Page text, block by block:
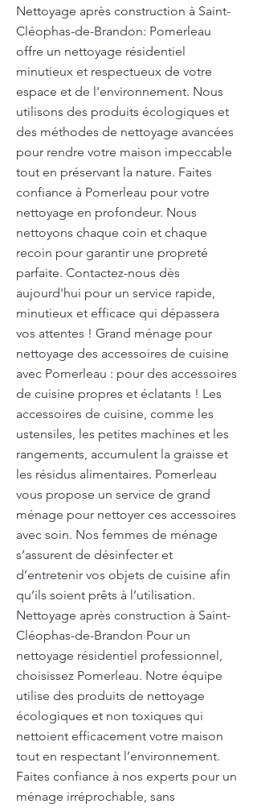
Nettoyage après construction à Saint-
Cléophas-de-Brandon: Pomerleau
offre un nettoyage résidentiel
minutieux et respectueux de votre
espace et de l'environnement. Nous
utilisons des produits écologiques et
des méthodes de nettoyage avancées
pour rendre votre maison impeccable
tout en préservant la nature. Faites
confiance à Pomerleau pour votre
nettoyage en profondeur. Nous
nettoyons chaque coin et chaque
recoin pour garantir une propreté
parfaite. Contactez-nous dès
aujourd'hui pour un service rapide,
minutieux et efficace qui dépassera
vos attentes ! Grand ménage pour
nettoyage des accessoires de cuisine
avec Pomerleau : pour des accessoires
de cuisine propres et éclatants ! Les
accessoires de cuisine, comme les
ustensiles, les petites machines et les
rangements, accumulent la graisse et
les résidus alimentaires. Pomerleau
vous propose un service de grand
ménage pour nettoyer ces accessoires
avec soin. Nos femmes de ménage
s’assurent de désinfecter et
d’entretenir vos objets de cuisine afin
qu’ils soient prêts à l’utilisation.
Nettoyage après construction à Saint-
Cléophas-de-Brandon Pour un
nettoyage résidentiel professionnel,
choisissez Pomerleau. Notre équipe
utilise des produits de nettoyage
écologiques et non toxiques qui
nettoient efficacement votre maison
tout en respectant l’environnement.
Faites confiance à nos experts pour un
ménage irréprochable, sans